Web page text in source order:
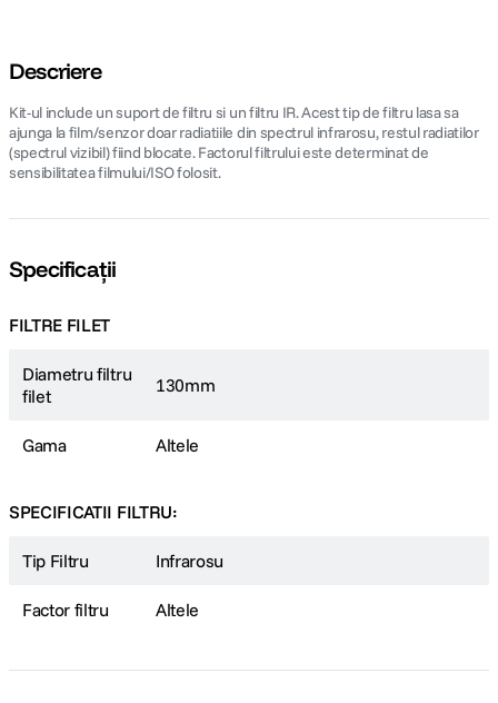
Descriere
Kit-ul include un suport de filtru si un filtru IR. Acest tip de filtru lasa sa
ajunga la film/senzor doar radiatiile din spectrul infrarosu, restul radiatilor
(spectrul vizibil) fiind blocate. Factorul filtrului este determinat de
sensibilitatea filmului/ISO folosit.
Specificații
FILTRE FILET
Diametru filtru
filet
130mm
Gama Altele
SPECIFICATII FILTRU:
Tip Filtru Infrarosu
Factor filtru Altele